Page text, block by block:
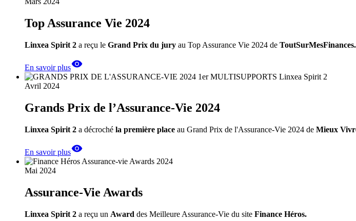
Top Assurance Vie 2024
Linxea Spirit 2 a reçu le Grand Prix du jury au Top Assurance Vie 2024 de ToutSurMesFinances.
En savoir plus
Avril 2024
Grands Prix de l’Assurance-Vie 2024
Linxea Spirit 2 a décroché la première place au Grand Prix de l'Assurance-Vie 2024 de Mieux
En savoir plus
Mai 2024
Assurance-Vie Awards
Linxea Spirit 2 a reçu un Award des Meilleure Assurance-Vie du site Finance Héros.